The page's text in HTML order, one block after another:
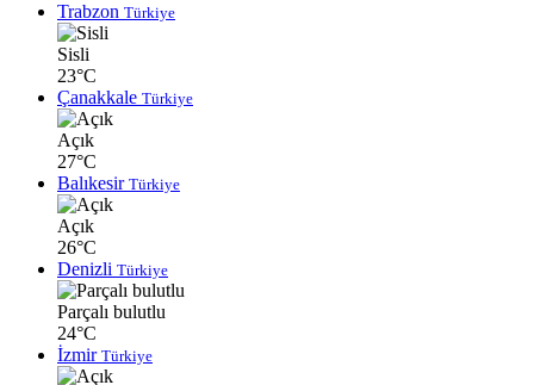
Trabzon Türkiye
Sisli
23°C
Çanakkale Türkiye
Açık
27°C
Balıkesir Türkiye
Açık
26°C
Denizli Türkiye
Parçalı bulutlu
24°C
İzmir Türkiye